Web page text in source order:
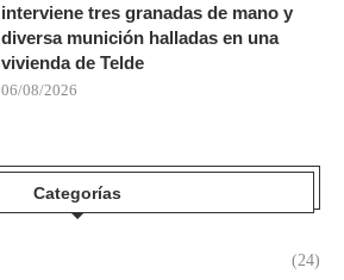
interviene tres granadas de mano y
diversa munición halladas en una
vivienda de Telde
06/08/2026
Categorías
(24)